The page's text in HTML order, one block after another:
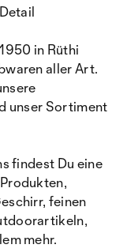
in Rüthi
aller Art.
unser Sortiment
findest Du eine
feinen
mehr.